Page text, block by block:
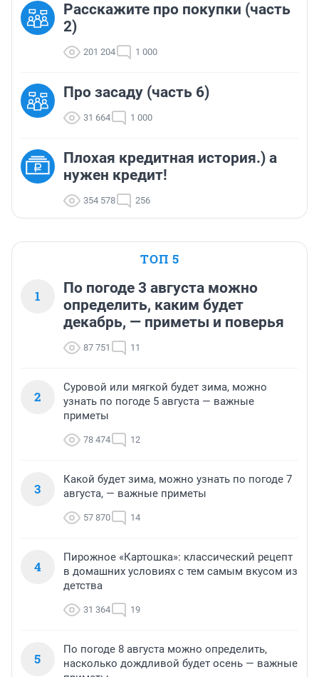
Расскажите про покупки (часть
2)
201 204 1 000
Про засаду (часть 6)
31 664 1 000
Плохая кредитная история.) а
нужен кредит!
354 578 256
ТОП 5
1
По погоде 3 августа можно
определить, каким будет
декабрь, — приметы и поверья
87 751 11
2
Суровой или мягкой будет зима, можно
узнать по погоде 5 августа — важные
приметы
78 474 12
3
Какой будет зима, можно узнать по погоде 7
августа, — важные приметы
57 870 14
4
Пирожное «Картошка»: классический рецепт
в домашних условиях с тем самым вкусом из
детства
31 364 19
5
По погоде 8 августа можно определить,
насколько дождливой будет осень — важные